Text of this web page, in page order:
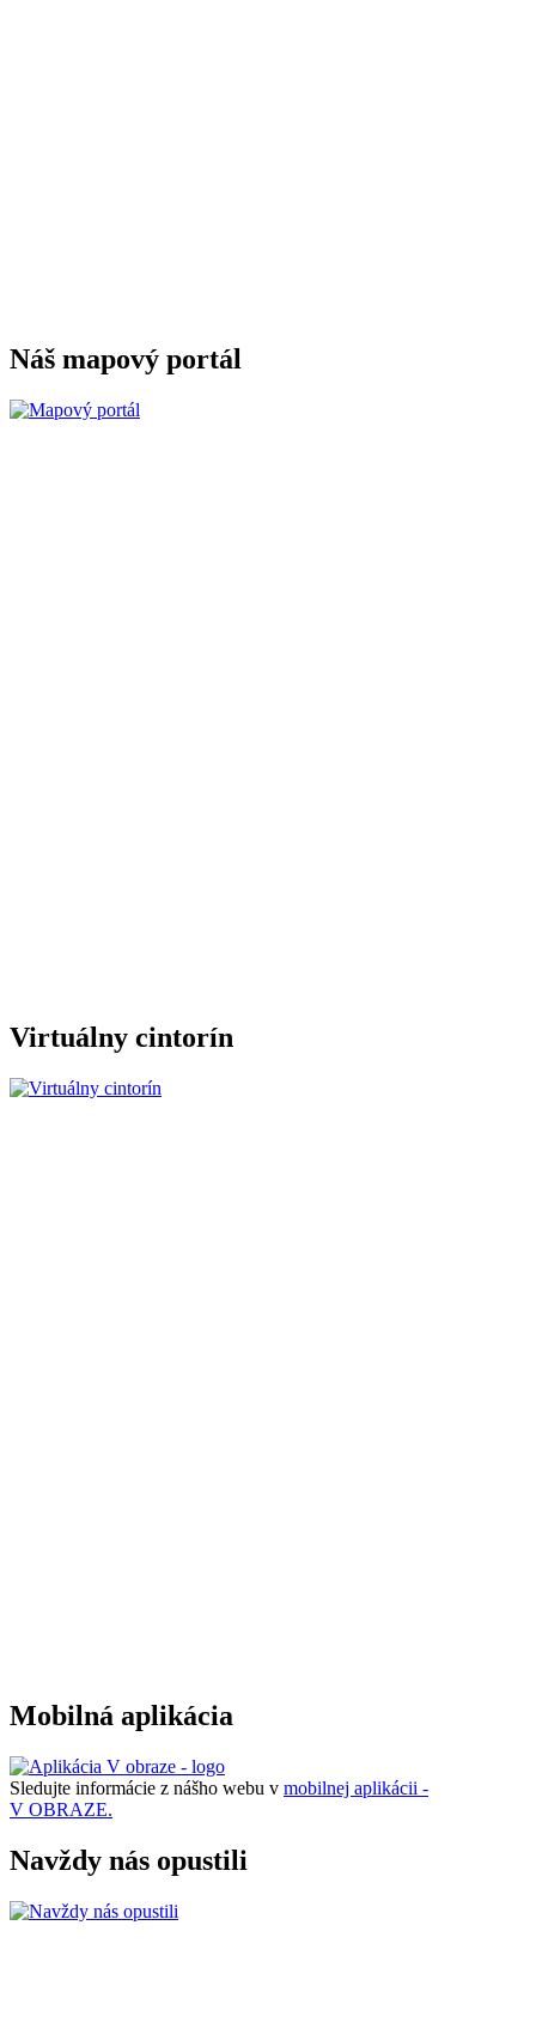
Náš mapový portál
Virtuálny cintorín
Mobilná aplikácia
Sledujte informácie z nášho webu v mobilnej aplikácii -
V OBRAZE.
Navždy nás opustili